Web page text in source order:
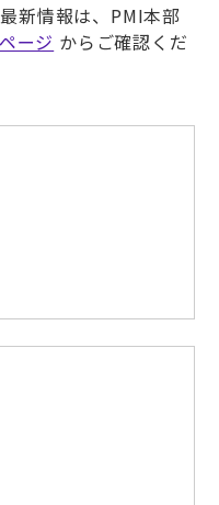
新情報は、PMI本部
ージ からご確認くだ